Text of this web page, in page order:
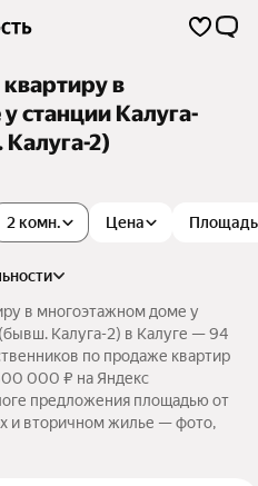
в
станции Калуга-
2)
2 комн. Цена Площадь
в многоэтажном доме у
Калуга-2) в Калуге — 94
по продаже квартир
000 ₽ на Яндекс
предложения площадью от
и вторичном жилье — фото,